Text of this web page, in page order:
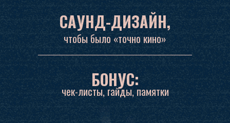
чек-листы, гайды, памятки
БОНУС:
чтобы было «точно кино»
САУНД-ДИЗАЙН,